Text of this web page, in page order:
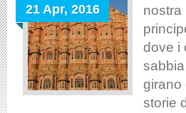
21 Apr, 2016
nostra
dove i
girano
storie